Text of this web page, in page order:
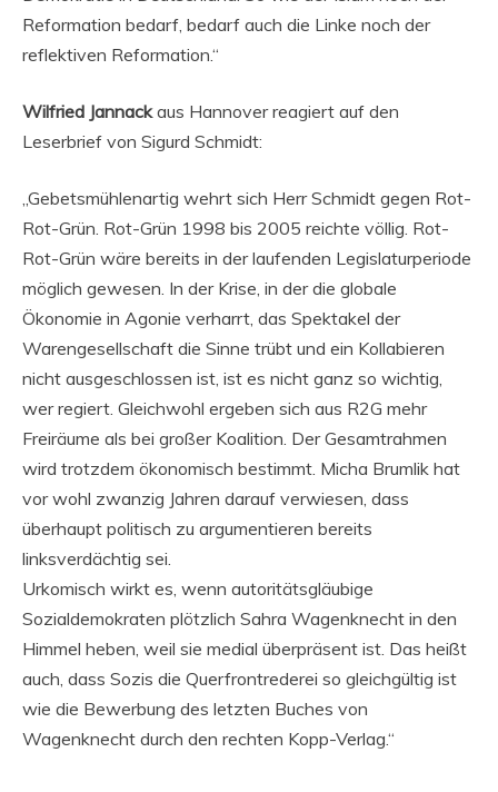
Reformation bedarf, bedarf auch die Linke noch der
reflektiven Reformation.“
Wilfried Jannackaus Hannover reagiert auf den
Leserbrief von Sigurd Schmidt:
„Gebetsmühlenartig wehrt sich Herr Schmidt gegen Rot-
Rot-Grün. Rot-Grün 1998 bis 2005 reichte völlig. Rot-
Rot-Grün wäre bereits in der laufenden Legislaturperiode
möglich gewesen. In der Krise, in der die globale
Ökonomie in Agonie verharrt, das Spektakel der
Warengesellschaft die Sinne trübt und ein Kollabieren
nicht ausgeschlossen ist, ist es nicht ganz so wichtig,
wer regiert. Gleichwohl ergeben sich aus R2G mehr
Freiräume als bei großer Koalition. Der Gesamtrahmen
wird trotzdem ökonomisch bestimmt. Micha Brumlik hat
vor wohl zwanzig Jahren darauf verwiesen, dass
überhaupt politisch zu argumentieren bereits
linksverdächtig sei.
Urkomisch wirkt es, wenn autoritätsgläubige
Sozialdemokraten plötzlich Sahra Wagenknecht in den
Himmel heben, weil sie medial überpräsent ist. Das heißt
auch, dass Sozis die Querfrontrederei so gleichgültig ist
wie die Bewerbung des letzten Buches von
Wagenknecht durch den rechten Kopp-Verlag.“